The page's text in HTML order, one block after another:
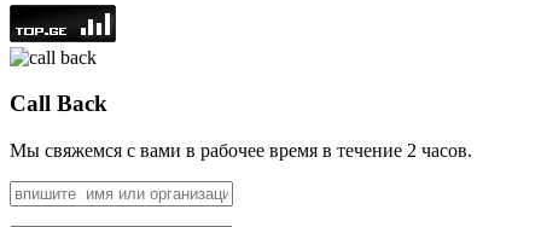
Call Back
Мы свяжемся с вами в рабочее время в течение 2 часов.